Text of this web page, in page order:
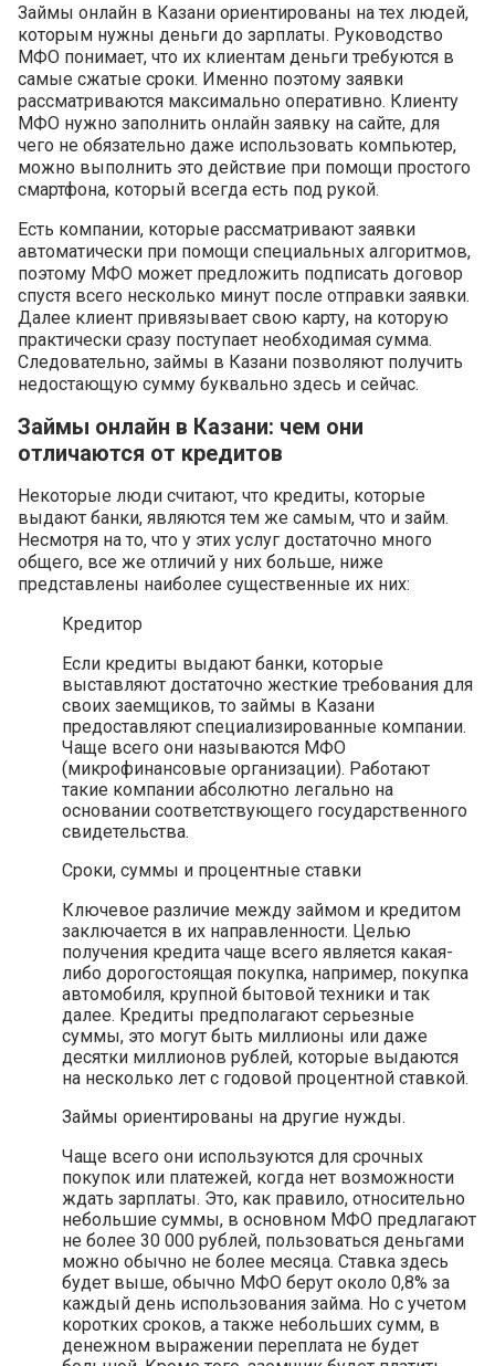
Займы онлайн в Казани ориентированы на тех людей,
которым нужны деньги до зарплаты. Руководство
МФО понимает, что их клиентам деньги требуются в
самые сжатые сроки. Именно поэтому заявки
рассматриваются максимально оперативно. Клиенту
МФО нужно заполнить онлайн заявку на сайте, для
чего не обязательно даже использовать компьютер,
можно выполнить это действие при помощи простого
смартфона, который всегда есть под рукой.
Есть компании, которые рассматривают заявки
автоматически при помощи специальных алгоритмов,
поэтому МФО может предложить подписать договор
спустя всего несколько минут после отправки заявки.
Далее клиент привязывает свою карту, на которую
практически сразу поступает необходимая сумма.
Следовательно, займы в Казани позволяют получить
недостающую сумму буквально здесь и сейчас.
Займы онлайн в Казани: чем они
отличаются от кредитов
Некоторые люди считают, что кредиты, которые
выдают банки, являются тем же самым, что и займ.
Несмотря на то, что у этих услуг достаточно много
общего, все же отличий у них больше, ниже
представлены наиболее существенные их них:
Кредитор
Если кредиты выдают банки, которые
выставляют достаточно жесткие требования для
своих заемщиков, то займы в Казани
предоставляют специализированные компании.
Чаще всего они называются МФО
(микрофинансовые организации). Работают
такие компании абсолютно легально на
основании соответствующего государственного
свидетельства.
Сроки, суммы и процентные ставки
Ключевое различие между займом и кредитом
заключается в их направленности. Целью
получения кредита чаще всего является какая-
либо дорогостоящая покупка, например, покупка
автомобиля, крупной бытовой техники и так
далее. Кредиты предполагают серьезные
суммы, это могут быть миллионы или даже
десятки миллионов рублей, которые выдаются
на несколько лет с годовой процентной ставкой.
Займы ориентированы на другие нужды.
Чаще всего они используются для срочных
покупок или платежей, когда нет возможности
ждать зарплаты. Это, как правило, относительно
небольшие суммы, в основном МФО предлагают
не более 30 000 рублей, пользоваться деньгами
можно обычно не более месяца. Ставка здесь
будет выше, обычно МФО берут около 0,8% за
каждый день использования займа. Но с учетом
коротких сроков, а также небольших сумм, в
денежном выражении переплата не будет